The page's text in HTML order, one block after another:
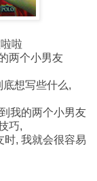
啦
两个小男友
想写些什么,
我的两个小男友
巧,
时, 我就会很容易